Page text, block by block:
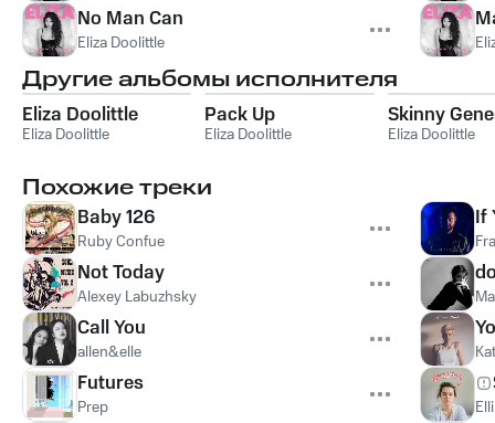
No Man Can
Eliza Doolittle
Другие альбомы исполнителя
Eliza Doolittle
Eliza Doolittle
Pack Up
Eliza Doolittle
Skinny
Eliza Doolittle
Похожие треки
Baby 126
Ruby Confue
Not Today
Alexey Labuzhsky
Call You
allen&elle
Futures
Prep
If